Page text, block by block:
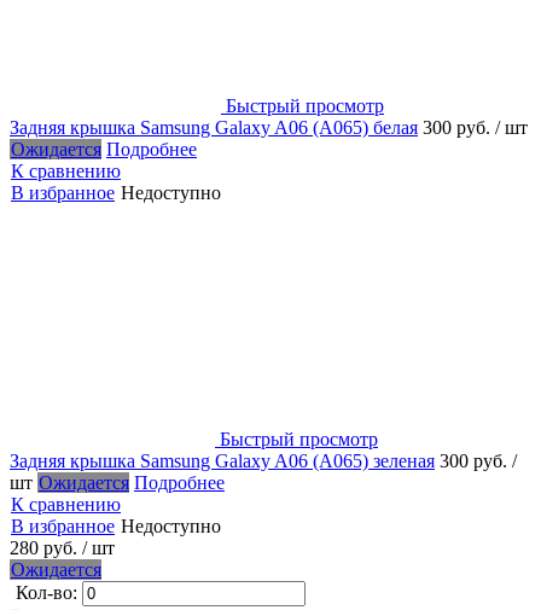
Быстрый просмотр
Задняя крышка Samsung Galaxy A06 (A065) белая 300 руб. / шт
Ожидается Подробнее
К сравнению
В избранное Недоступно
Быстрый просмотр
Задняя крышка Samsung Galaxy A06 (A065) зеленая 300 руб. /
шт Ожидается Подробнее
К сравнению
В избранное Недоступно
280 руб. / шт
Ожидается
Кол-во: